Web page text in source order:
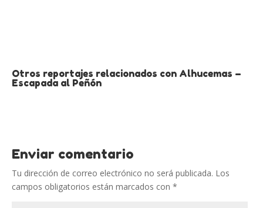
Otros reportajes relacionados con Alhucemas –
Escapada al Peñón
Enviar comentario
Tu dirección de correo electrónico no será publicada. Los
campos obligatorios están marcados con *